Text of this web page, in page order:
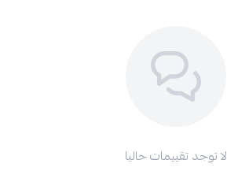
لا توجد تقييمات حاليا